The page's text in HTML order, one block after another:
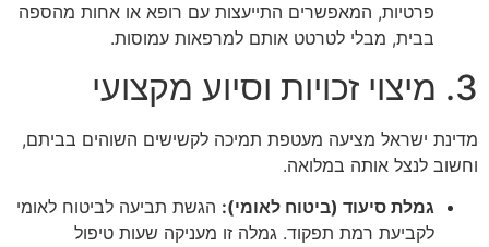
פרטיות, המאפשרים התייעצות עם רופא או אחות מהספה
בבית, מבלי לטרטט אותם למרפאות עמוסות.
3. מיצוי זכויות וסיוע מקצועי
מדינת ישראל מציעה מעטפת תמיכה לקשישים השוהים בביתם,
וחשוב לנצל אותה במלואה.
גמלת סיעוד (ביטוח לאומי): הגשת תביעה לביטוח לאומי
לקביעת רמת תפקוד. גמלה זו מעניקה שעות טיפול